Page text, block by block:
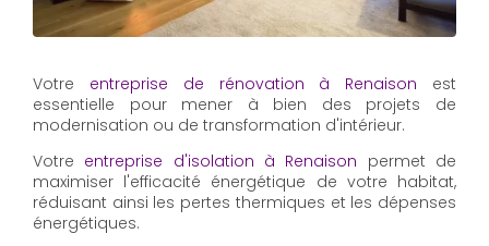
Votre entreprise de rénovation à Renaison est
essentielle pour mener à bien des projets de
modernisation ou de transformation d'intérieur.
Votre entreprise d'isolation à Renaison permet de
maximiser l'efficacité énergétique de votre habitat,
réduisant ainsi les pertes thermiques et les dépenses
énergétiques.